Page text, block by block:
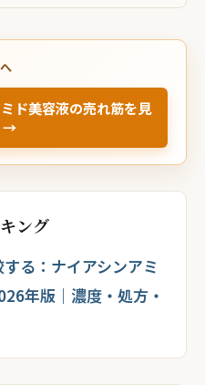
ド美容液の売れ筋を見
→
ング
る：ナイアシンアミ
年版｜濃度・処方・